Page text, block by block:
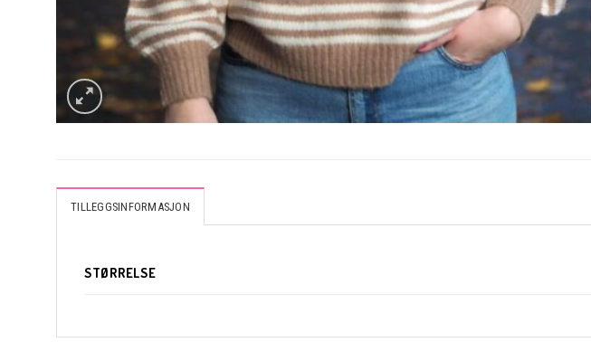
TILLEGGSINFORMASJON
STØRRELSE